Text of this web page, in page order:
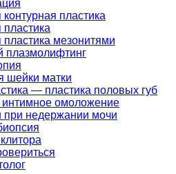
пластика
мезонитями
плазмолифтинг
шейки матки
— пластика половых губ
интимное омоложение
при недержании мочи